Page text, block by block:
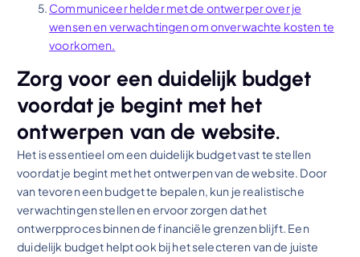
Communiceer helder met de ontwerper over je
wensen en verwachtingen om onverwachte kosten te
voorkomen.
Zorg voor een duidelijk budget
voordat je begint met het
ontwerpen van de website.
Het is essentieel om een duidelijk budget vast te stellen
voordat je begint met het ontwerpen van de website. Door
van tevoren een budget te bepalen, kun je realistische
verwachtingen stellen en ervoor zorgen dat het
ontwerpproces binnen de financiële grenzen blijft. Een
duidelijk budget helpt ook bij het selecteren van de juiste